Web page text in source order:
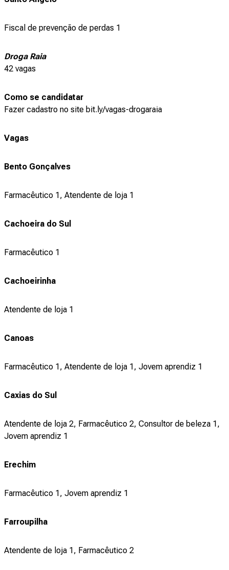
Fiscal de prevenção de perdas 1
Droga Raia
42 vagas
Como se candidatar
Fazer cadastro no site bit.ly/vagas-drogaraia
Vagas
Bento Gonçalves
Farmacêutico 1, Atendente de loja 1
Cachoeira do Sul
Farmacêutico 1
Cachoeirinha
Atendente de loja 1
Canoas
Farmacêutico 1, Atendente de loja 1, Jovem aprendiz 1
Caxias do Sul
Atendente de loja 2, Farmacêutico 2, Consultor de beleza 1,
Jovem aprendiz 1
Erechim
Farmacêutico 1, Jovem aprendiz 1
Farroupilha
Atendente de loja 1, Farmacêutico 2